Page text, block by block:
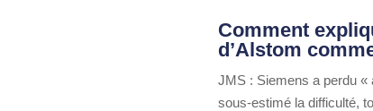
Comment
d’Alstom
JMS : Siemens a perdu «
sous-estimé la difficulté,